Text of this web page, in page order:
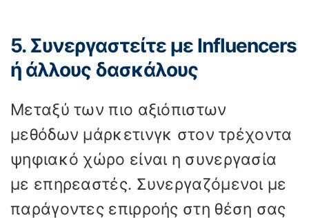
5. Συνεργαστείτε με Influencers
ή άλλους δασκάλους
Μεταξύ των πιο αξιόπιστων
μεθόδων μάρκετινγκ στον τρέχοντα
ψηφιακό χώρο είναι η συνεργασία
με επηρεαστές. Συνεργαζόμενοι με
παράγοντες επιρροής στη θέση σας